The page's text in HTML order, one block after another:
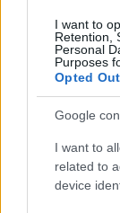
I want to
Retention,
Personal
Purposes
Opted Out
Google
I want to
related to
device
TAMBIÉN